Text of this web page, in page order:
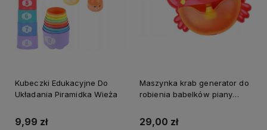
Kubeczki Edukacyjne Do
Układania Piramidka Wieża
9,99 zł
Maszynka krab generator do
robienia babelków piany
29,00 zł